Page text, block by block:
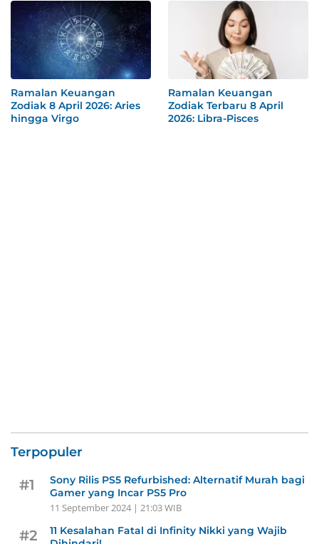
Ramalan Keuangan
Zodiak 8 April 2026: Aries
hingga Virgo
Ramalan Keuangan
Zodiak Terbaru 8 April
2026: Libra-Pisces
Terpopuler
#1
Sony Rilis PS5 Refurbished: Alternatif Murah bagi
Gamer yang Incar PS5 Pro
11 September 2024 | 21:03 WIB
#2
11 Kesalahan Fatal di Infinity Nikki yang Wajib